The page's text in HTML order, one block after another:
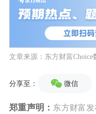
文章来源：东方财富Choice
分享至： 微信
郑重声明： 东方财富